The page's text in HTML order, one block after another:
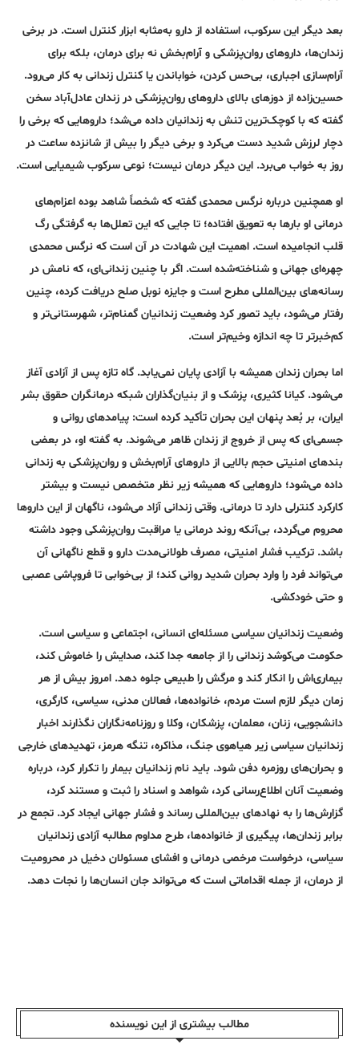
بعد دیگر این سرکوب، استفاده از دارو به‌مثابه ابزار کنترل است. در برخی
زندان‌ها، داروهای روان‌پزشکی و آرام‌بخش نه برای درمان، بلکه برای
آرام‌سازی اجباری، بی‌حس کردن، خواباندن یا کنترل زندانی به کار می‌رود.
حسین‌زاده از دوزهای بالای داروهای روان‌پزشکی در زندان عادل‌آباد سخن
گفته که با کوچک‌ترین تنش به زندانیان داده می‌شد؛ داروهایی که برخی را
دچار لرزش شدید دست می‌کرد و برخی دیگر را بیش از شانزده ساعت در
روز به خواب می‌برد. این دیگر درمان نیست؛ نوعی سرکوب شیمیایی است.
او همچنین درباره نرگس محمدی گفته که شخصاً شاهد بوده اعزام‌های
درمانی او بارها به تعویق افتاده؛ تا جایی که این تعلل‌ها به گرفتگی رگ
قلب انجامیده است. اهمیت این شهادت در آن است که نرگس محمدی
چهره‌ای جهانی و شناخته‌شده است. اگر با چنین زندانی‌ای، که نامش در
رسانه‌های بین‌المللی مطرح است و جایزه نوبل صلح دریافت کرده، چنین
رفتار می‌شود، باید تصور کرد وضعیت زندانیان گمنام‌تر، شهرستانی‌تر و
کم‌خبرتر تا چه اندازه وخیم‌تر است.
اما بحران زندان همیشه با آزادی پایان نمی‌یابد. گاه تازه پس از آزادی آغاز
می‌شود. کیانا کثیری، پزشک و از بنیان‌گذاران شبکه درمانگران حقوق بشر
ایران، بر بُعد پنهان این بحران تأکید کرده است: پیامدهای روانی و
جسمی‌ای که پس از خروج از زندان ظاهر می‌شوند. به گفته او، در بعضی
بندهای امنیتی حجم بالایی از داروهای آرام‌بخش و روان‌پزشکی به زندانی
داده می‌شود؛ داروهایی که همیشه زیر نظر متخصص نیست و بیشتر
کارکرد کنترلی دارد تا درمانی. وقتی زندانی آزاد می‌شود، ناگهان از این داروها
محروم می‌گردد، بی‌آنکه روند درمانی یا مراقبت روان‌پزشکی وجود داشته
باشد. ترکیب فشار امنیتی، مصرف طولانی‌مدت دارو و قطع ناگهانی آن
می‌تواند فرد را وارد بحران شدید روانی کند؛ از بی‌خوابی تا فروپاشی عصبی
و حتی خودکشی.
وضعیت زندانیان سیاسی مسئله‌ای انسانی، اجتماعی و سیاسی است.
حکومت می‌کوشد زندانی را از جامعه جدا کند، صدایش را خاموش کند،
بیماری‌اش را انکار کند و مرگش را طبیعی جلوه دهد. امروز بیش از هر
زمان دیگر لازم است مردم، خانواده‌ها، فعالان مدنی، سیاسی، کارگری،
دانشجویی، زنان، معلمان، پزشکان، وکلا و روزنامه‌نگاران نگذارند اخبار
زندانیان سیاسی زیر هیاهوی جنگ، مذاکره، تنگه هرمز، تهدیدهای خارجی
و بحران‌های روزمره دفن شود. باید نام زندانیان بیمار را تکرار کرد، درباره
وضعیت آنان اطلاع‌رسانی کرد، شواهد و اسناد را ثبت و مستند کرد،
گزارش‌ها را به نهادهای بین‌المللی رساند و فشار جهانی ایجاد کرد. تجمع در
برابر زندان‌ها، پیگیری از خانواده‌ها، طرح مداوم مطالبه آزادی زندانیان
سیاسی، درخواست مرخصی درمانی و افشای مسئولان دخیل در محرومیت
از درمان، از جمله اقداماتی است که می‌تواند جان انسان‌ها را نجات دهد.
مطالب بیشتری از این نویسندە